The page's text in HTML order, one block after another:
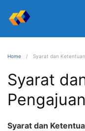
Home Syarat dan
Syarat
Syarat dan